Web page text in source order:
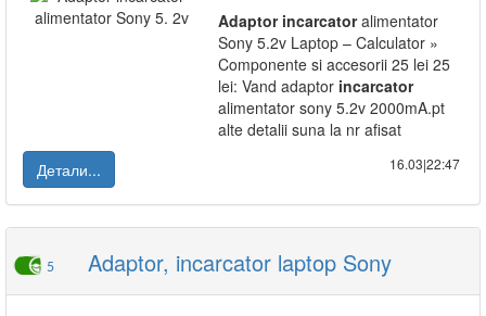
Adaptor incarcatoralimentator
Sony 5.2v Laptop – Calculator »
Componente si accesorii 25 lei 25
lei: Vand adaptor incarcator
alimentator sony 5.2v 2000mA.pt
alte detalii suna la nr afisat
Детали...
16.03|22:47
5 Adaptor, incarcator laptop Sony